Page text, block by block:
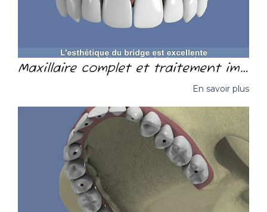
Maxillaire complet et traitement implantaire pour un bridge fixe scellé
En savoir plus